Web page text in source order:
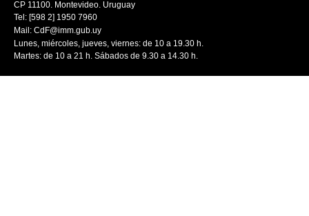
CP 11100. Montevideo. Uruguay
Tel: [598 2] 1950 7960
Mail: CdF@imm.gub.uy
Lunes, miércoles, jueves, viernes: de 10 a 19.30 h.
Martes: de 10 a 21 h. Sábados de 9.30 a 14.30 h.